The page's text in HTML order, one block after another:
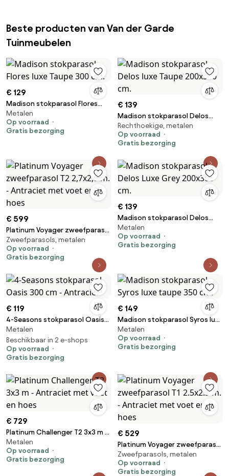
Beste producten van Van der Garde
Tuinmeubelen
€ 129
Madison stokparasol Flores
luxe Taupe 300 cm.
Metalen
Op voorraad
Gratis bezorging
€ 139
Madison stokparasol Delos
luxe Taupe 200x300 cm.
Rechthoekige, metalen
Op voorraad
Gratis bezorging
€ 599
Platinum Voyager zweefparasol
T2 2,7x2,7 m. - Antraciet met
voet en hoes
Zweefparasols, metalen
Op voorraad
Gratis bezorging
€ 139
Madison stokparasol Delos
Luxe Grey 200x300 cm.
Metalen
Op voorraad
Gratis bezorging
€ 119
4-Seasons stokparasol Oasis
300 cm - Antraciet
Metalen
Beschikbaar in 2 e-shops
Op voorraad
Gratis bezorging
€ 149
Madison stokparasol Syros luxe
taupe 350 cm.
Metalen
Op voorraad
Gratis bezorging
€ 729
Platinum Challenger T2 3x3 m -
Antraciet met voet en hoes
Metalen
Op voorraad
Gratis bezorging
€ 529
Platinum Voyager zweefparasol
T1 2.5x2.5 m. - Antraciet met
voet en hoes
Zweefparasols, metalen
Op voorraad
Gratis bezorging